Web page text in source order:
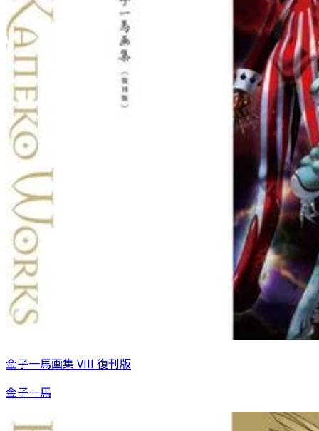
金子一馬画集 VIII 復刊版
金子一馬